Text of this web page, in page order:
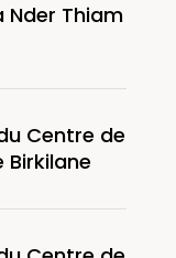
Nder Thiam
Centre de
Birkilane